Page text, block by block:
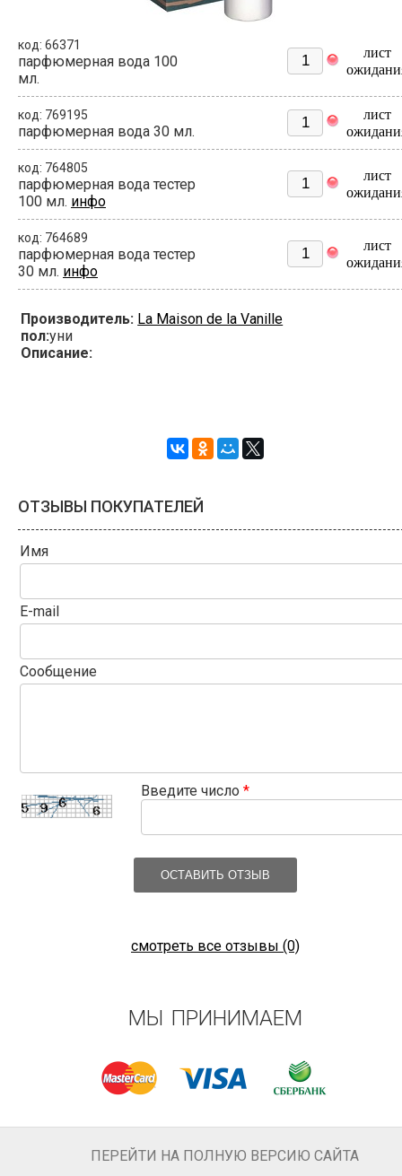
код: 66371
парфюмерная вода 100
мл.
лист
код: 769195
парфюмерная вода 30 мл.
лист
код: 764805
парфюмерная вода тестер
100 мл. инфо
лист
код: 764689
парфюмерная вода тестер
30 мл. инфо
лист
Производитель: La Maison de la Vanille
пол:уни
Описание:
ОТЗЫВЫ ПОКУПАТЕЛЕЙ
Имя
E-mail
Сообщение
Введите число *
ОСТАВИТЬ ОТЗЫВ
смотреть все отзывы (0)
МЫ ПРИНИМАЕМ
ПЕРЕЙТИ НА ПОЛНУЮ ВЕРСИЮ САЙТА